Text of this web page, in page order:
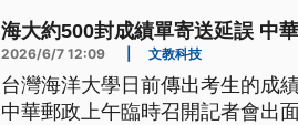
海大約500封成績單寄送延誤 中
2026/6/7 12:09 文教科技
台灣海洋大學日前傳出考生的成
中華郵政上午臨時召開記者會出